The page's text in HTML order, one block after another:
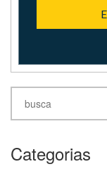
Categorias